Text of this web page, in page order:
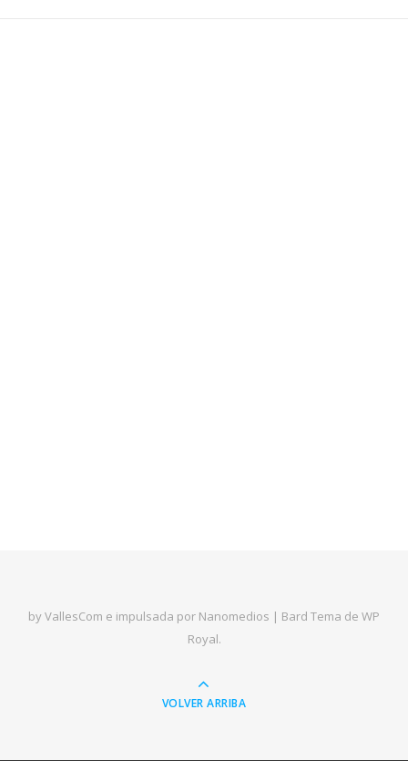
by VallesCom e impulsada por Nanomedios | Bard Tema de WP
Royal.
VOLVER ARRIBA